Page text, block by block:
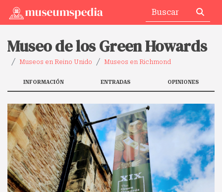
Museo de los Green Howards
Museos en Reino Unido Museos en Richmond
INFORMACIÓN ENTRADAS OPINIONES